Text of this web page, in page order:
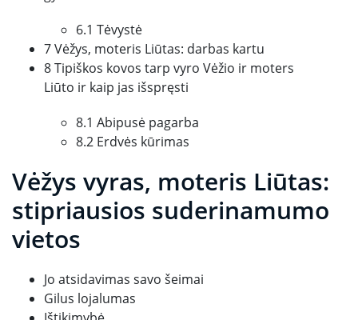
6.1 Tėvystė
7 Vėžys, moteris Liūtas: darbas kartu
8 Tipiškos kovos tarp vyro Vėžio ir moters
Liūto ir kaip jas išspręsti
8.1 Abipusė pagarba
8.2 Erdvės kūrimas
Vėžys vyras, moteris Liūtas:
stipriausios suderinamumo
vietos
Jo atsidavimas savo šeimai
Gilus lojalumas